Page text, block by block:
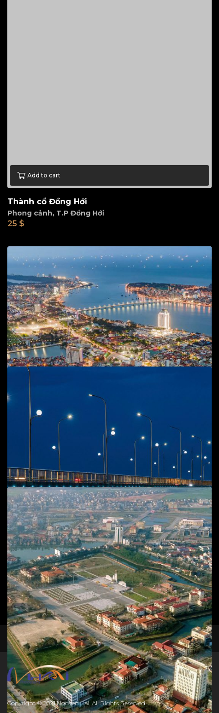
Add to cart
Thành cổ Đồng Hới
Phong cảnh, T.P Đồng Hới
25 $
Add to cart
Toàn cảnh thành phố Đồng Hới
Phong cảnh,T.P Đồng Hới
50$
Add to cart
Cầu Nhật Lệ
Phong cảnh,T.P Đồng Hới
45$
facebook instagram
Copyright © 2021 Nguyen Hai. All Rights Reserved.